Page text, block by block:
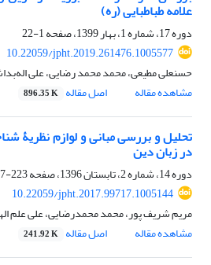
علامه طباطبایی (ره)
دوره 17، شماره 1، بهار 1399، صفحه
1-22
10.22059/jpht.2019.261476.1005577
حسنعلی مطیعی، محمد محمد رضایی، علی
مشاهده مقاله
اصل مقاله 896.35 K
تحلیل و بررسی مبانی و لوازم نظریۀ
در زبان دین
دوره 14، شماره 2، تابستان 1396، صفحه
223-247
10.22059/jpht.2017.99717.1005144
مریم شریف پور، محمد محمدرضایی، علی علم
مشاهده مقاله
اصل مقاله 241.92 K